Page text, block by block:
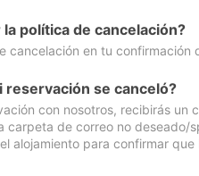
política de cancelación?
cancelación en tu confirmación
reservación se canceló?
con nosotros, recibirás
de correo no deseado/
alojamiento para confirmar